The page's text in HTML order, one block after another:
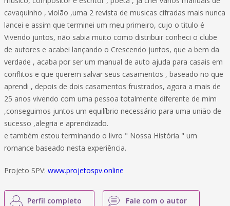
cavaquinho , violão ,uma 2 revista de musicas cifradas mais nunca
lancei e assim que terminei um meu primeiro, cujo o titulo é
Vivendo juntos, não sabia muito como distribuir conheci o clube
de autores e acabei lançando o Crescendo juntos, que a bem da
verdade , acaba por ser um manual de auto ajuda para casais em
conflitos e que querem salvar seus casamentos , baseado no que
aprendi , depois de dois casamentos frustrados, agora a mais de
25 anos vivendo com uma pessoa totalmente diferente de mim
,conseguimos juntos um equilíbrio necessário para uma união de
sucesso ,alegria e aprendizado.
e também estou terminando o livro " Nossa História " um
romance baseado nesta experiência.
Projeto SPV: www.projetospv.online
Perfil completo Fale com o autor